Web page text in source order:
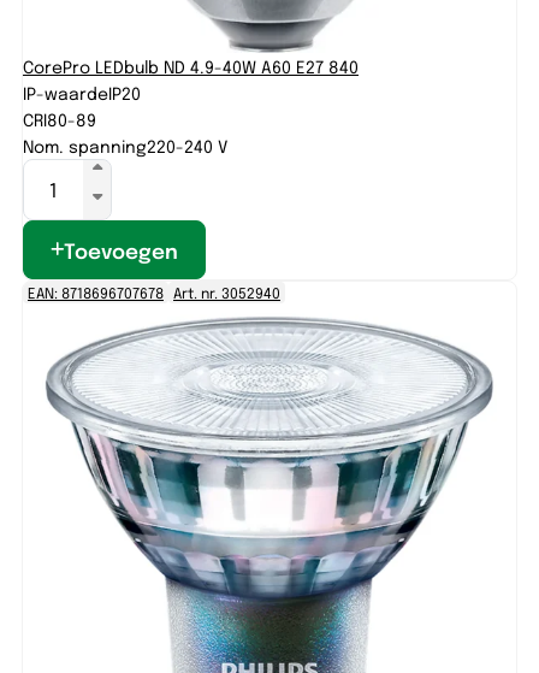
CorePro LEDbulb ND 4.9-40W A60 E27 840
IP-waardeIP20
CRI80-89
Nom. spanning220-240 V
Toevoegen
EAN: 8718696707678 Art. nr. 3052940